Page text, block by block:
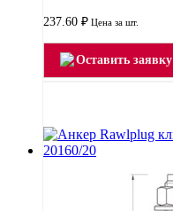
237.60 ₽ Цена за шт.
Оставить заявку